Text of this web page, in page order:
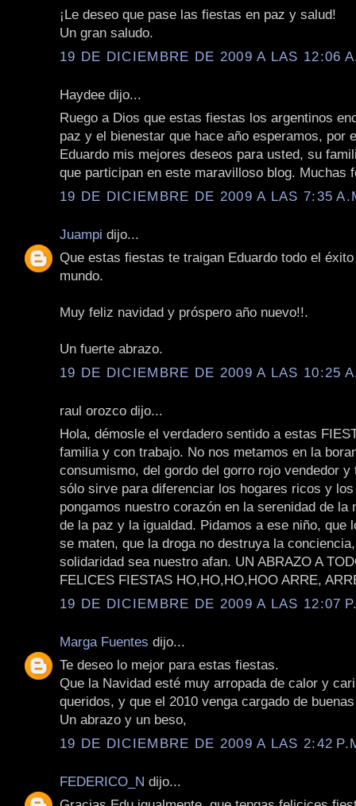
¡Le deseo que pase las fiestas en paz y salud!
Un gran saludo.
19 DE DICIEMBRE DE 2009 A LAS 12:06
Haydee dijo...
Ruego a Dios que estas fiestas los argentinos
paz y el bienestar que hace año esperamos, por
Eduardo mis mejores deseos para usted, su
que participan en este maravilloso blog. Muchas
19 DE DICIEMBRE DE 2009 A LAS 7:35
Juampi dijo...
Que estas fiestas te traigan Eduardo todo el
mundo.
Muy feliz navidad y próspero año nuevo!!.
Un fuerte abrazo.
19 DE DICIEMBRE DE 2009 A LAS 10:25
raul orozco dijo...
Hola, démosle el verdadero sentido a estas
familia y con trabajo. No nos metamos en la
consumismo, del gordo del gorro rojo vendedor y
sólo sirve para diferenciar los hogares ricos y
pongamos nuestro corazón en la serenidad de la
de la paz y la igualdad. Pidamos a ese niño, que
se maten, que la droga no destruya la
solidaridad sea nuestro afan. UN ABRAZO A
FELICES FIESTAS HO,HO,HO,HOO ARRE,
19 DE DICIEMBRE DE 2009 A LAS 12:07
Marga Fuentes dijo...
Te deseo lo mejor para estas fiestas.
Que la Navidad esté muy arropada de calor y
queridos, y que el 2010 venga cargado de
Un abrazo y un beso,
19 DE DICIEMBRE DE 2009 A LAS 2:42
FEDERICO_N dijo...